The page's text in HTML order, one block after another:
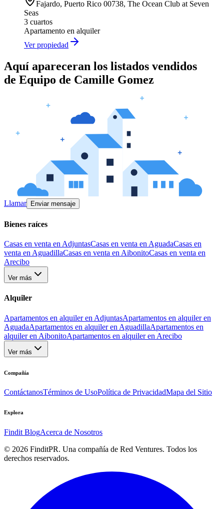
Fajardo, Puerto Rico 00738, The Ocean Club at Seven
Seas
3 cuartos
Apartamento en alquiler
Ver propiedad
Aquí apareceran los listados vendidos
de Equipo de Camille Gomez
Llamar Enviar mensaje
Bienes raíces
Casas en venta en AdjuntasCasas en venta en AguadaCasas en
venta en AguadillaCasas en venta en AibonitoCasas en venta en
Arecibo
Ver más
Alquiler
Apartamentos en alquiler en AdjuntasApartamentos en alquiler en
AguadaApartamentos en alquiler en AguadillaApartamentos en
alquiler en AibonitoApartamentos en alquiler en Arecibo
Ver más
Compañía
ContáctanosTérminos de UsoPolítica de PrivacidadMapa del Sitio
Explora
Findit BlogAcerca de Nosotros
© 2026 FinditPR. Una compañía de Red Ventures. Todos los
derechos reservados.